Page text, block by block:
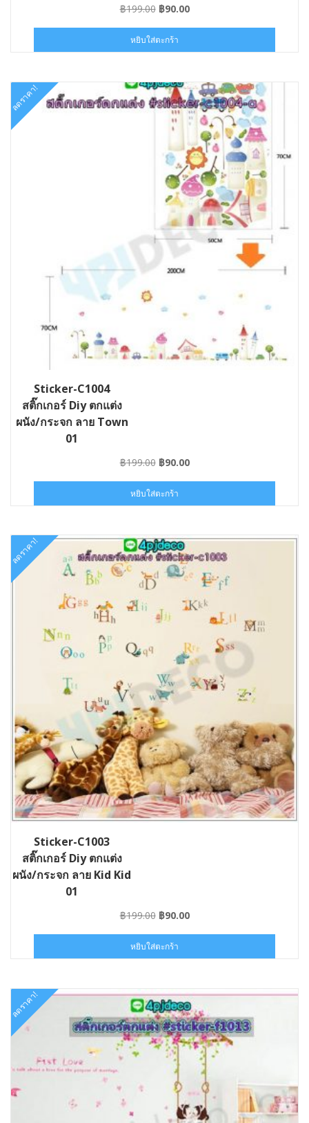
฿199.00 Original
was:
฿199.00.
฿90.00Current
฿90.00.
หยิบใส่ตะกร้า
ลดราคา!
Sticker-C1004
สติ๊กเกอร์ Diy ตกแต่ง
ผนัง/กระจก ลาย Town
01
฿199.00 Original
was:
฿199.00.
฿90.00Current
฿90.00.
หยิบใส่ตะกร้า
ลดราคา!
Sticker-C1003
สติ๊กเกอร์ Diy ตกแต่ง
ผนัง/กระจก ลาย Kid Kid
01
฿199.00 Original
was:
฿199.00.
฿90.00Current
฿90.00.
หยิบใส่ตะกร้า
ลดราคา!